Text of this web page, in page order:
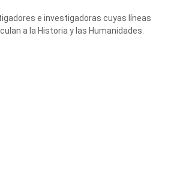
e investigadoras cuyas líneas
a la Historia y las Humanidades.